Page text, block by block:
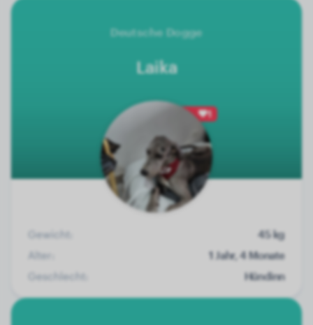
Deutsche Dogge
Laika
1
Gewicht:
45 kg
Alter:
1 Jahr, 4 Monate
Geschlecht:
Hündinn